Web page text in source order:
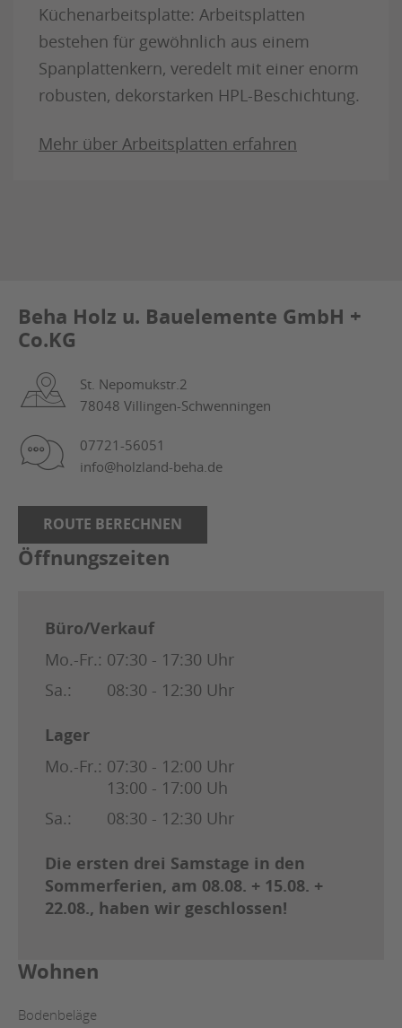
Küchenarbeitsplatte: Arbeitsplatten
bestehen für gewöhnlich aus einem
Spanplattenkern, veredelt mit einer enorm
robusten, dekorstarken HPL-Beschichtung.
Mehr über Arbeitsplatten erfahren
Beha Holz u. Bauelemente GmbH +
Co.KG
St. Nepomukstr.2
78048 Villingen-Schwenningen
07721-56051
info@holzland-beha.de
ROUTE BERECHNEN
Öffnungszeiten
Büro/Verkauf
Mo.-Fr.: 07:30 - 17:30 Uhr
Sa.:
08:30 - 12:30 Uhr
Lager
Mo.-Fr.: 07:30 - 12:00 Uhr
13:00 - 17:00 Uh
Sa.:
08:30 - 12:30 Uhr
Die ersten drei Samstage in den
Sommerferien, am 08.08. + 15.08. +
22.08., haben wir geschlossen!
Wohnen
Bodenbeläge